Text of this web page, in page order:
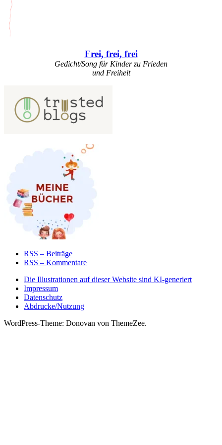
Frei, frei, frei
Gedicht/Song für Kinder zu Frieden
und Freiheit
RSS – Beiträge
RSS – Kommentare
Die Illustrationen auf dieser Website sind KI-generiert
Impressum
Datenschutz
Abdrucke/Nutzung
WordPress-Theme: Donovan von ThemeZee.